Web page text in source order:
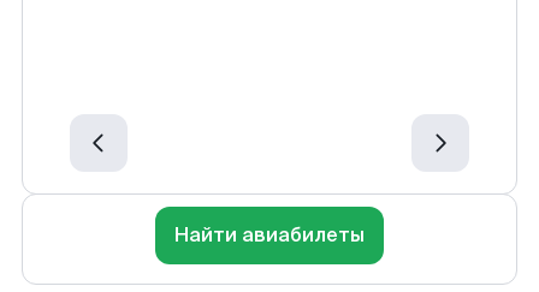
Найти авиабилеты